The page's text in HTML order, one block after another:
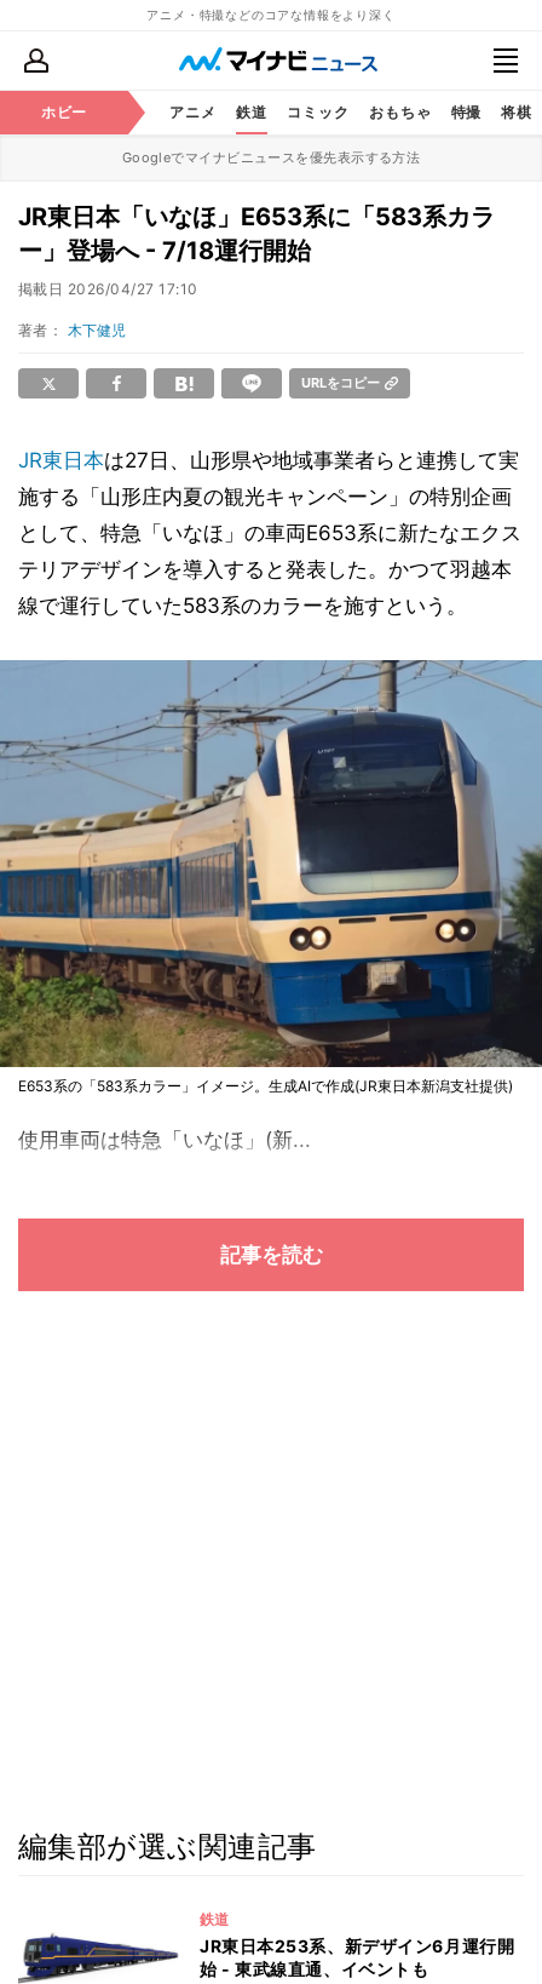
アニメ・特撮などのコアな情報をより深く
ホビー アニメ 鉄道 コミック おもちゃ 特撮 将棋
Googleでマイナビニュースを優先表示する方法
JR東日本「いなほ」E653系に「583系カラ
ー」登場へ - 7/18運行開始
掲載日 2026/04/27 17:10
著者： 木下健児
URLをコピー
JR東日本は27日、山形県や地域事業者らと連携して実
施する「山形庄内夏の観光キャンペーン」の特別企画
として、特急「いなほ」の車両E653系に新たなエクス
テリアデザインを導入すると発表した。かつて羽越本
線で運行していた583系のカラーを施すという。
E653系の「583系カラー」イメージ。生成AIで作成(JR東日本新潟支社提供)
使用車両は特急「いなほ」(新...
記事を読む
編集部が選ぶ関連記事
鉄道
JR東日本253系、新デザイン6月運行開
始 - 東武線直通、イベントも